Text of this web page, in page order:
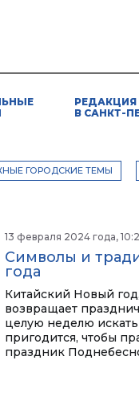
РЕДАКЦИЯ
В САНКТ-
ГОРОДСКИЕ ТЕМЫ
13 февраля 2024 года,
Символы и
года
Китайский Новый
возвращает
целую неделю
пригодится, чтобы
праздник